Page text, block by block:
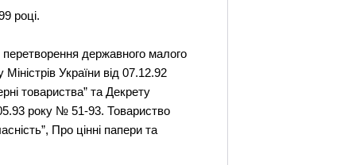
році.
перетворення державного малого
України від 07.12.92
товариства” та Декрету
року № 51-93. Товариство
Про цінні папери та